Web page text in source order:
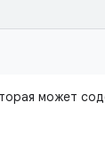
может